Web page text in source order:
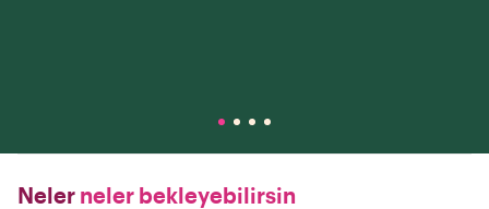
Neler neler bekleyebilirsin